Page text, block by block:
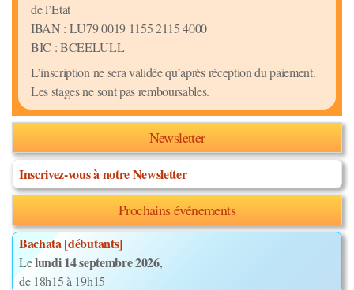
de l’Etat
IBAN : LU79 0019 1155 2115 4000
BIC : BCEELULL
L’inscription ne sera validée qu’après réception du paiement.
Les stages ne sont pas remboursables.
Newsletter
Inscrivez-vous à notre Newsletter
Prochains événements
Bachata [débutants]
Lelundi 14 septembre 2026,
de 18h15 à 19h15